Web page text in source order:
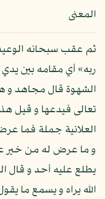
المعنى
ثم عقب سبحانه
ربه» أي مقامه بين
الشهوة قال مجاهد و
تعالى فيدعها و قيل
العلانية جملة فما
و ما عرض له من خير
يطلع عليه أحد و قال
الله يراه و يسمع ما